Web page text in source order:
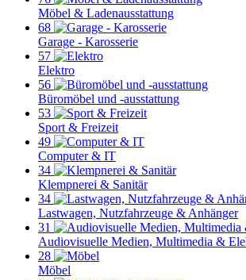
Möbel & Ladenausstattung
68
Garage - Karosserie
57
Elektro
56
Büromöbel und -ausstattung
53
Sport & Freizeit
49
Computer & IT
34
Klempnerei & Sanitär
34
Lastwagen, Nutzfahrzeuge & Anhänger
31
Audiovisuelle Medien, Multimedia &
28
Möbel